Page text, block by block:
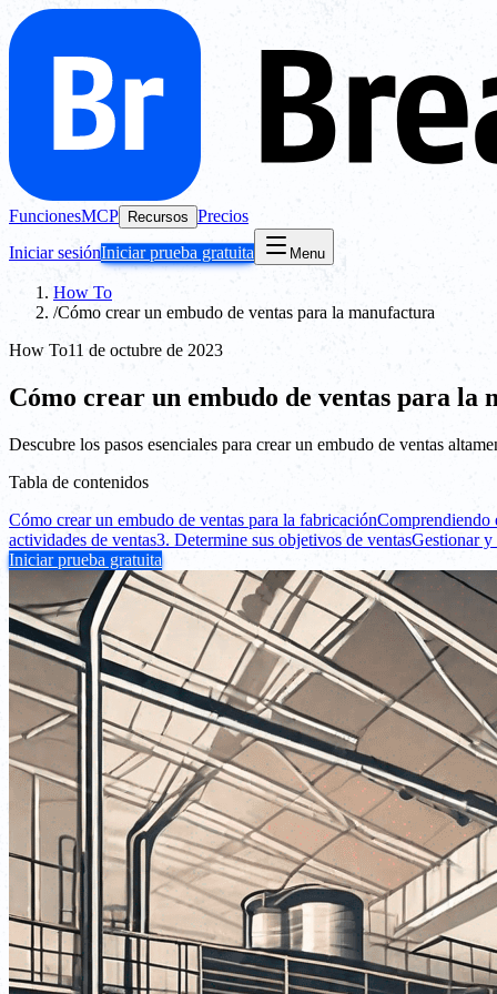
FuncionesMCP Recursos Precios
Iniciar sesiónIniciar prueba gratuita Menu
How To
/Cómo crear un embudo de ventas para la manufactura
How To11 de octubre de 2023
Cómo crear un embudo de ventas para la
Descubre los pasos esenciales para crear un embudo de ventas
Tabla de contenidos
Cómo crear un embudo de ventas para la fabricaciónComprendiendo
actividades de ventas3. Determine sus objetivos de ventasGestionar y
Iniciar prueba gratuita